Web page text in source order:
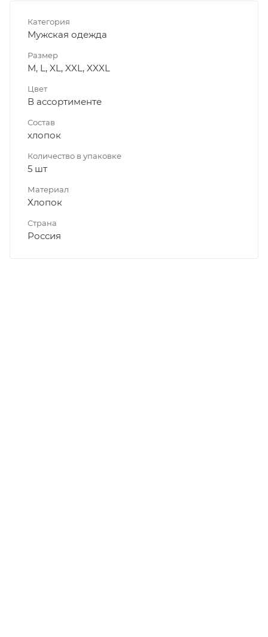
Категория
Мужская одежда
Размер
M, L, XL, XXL, XXXL
Цвет
В ассортименте
Состав
хлопок
Количество в упаковке
5 шт
Материал
Хлопок
Страна
Россия